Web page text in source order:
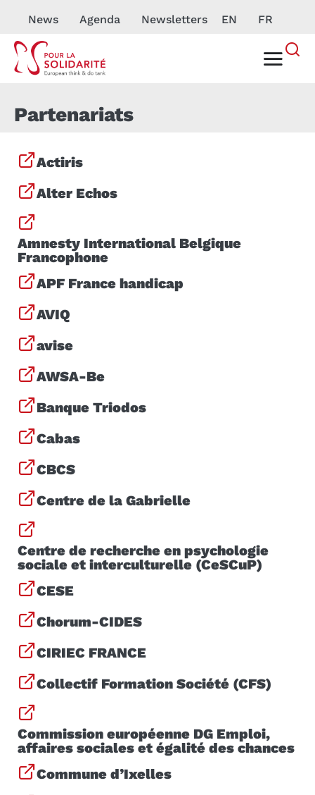
News Agenda Newsletters EN FR
Partenariats
Actiris
Alter Echos
Amnesty International Belgique
Francophone
APF France handicap
AVIQ
avise
AWSA-Be
Banque Triodos
Cabas
CBCS
Centre de la Gabrielle
Centre de recherche en psychologie
sociale et interculturelle (CeSCuP)
CESE
Chorum-CIDES
CIRIEC FRANCE
Collectif Formation Société (CFS)
Commission européenne DG Emploi,
affaires sociales et égalité des chances
Commune d’Ixelles